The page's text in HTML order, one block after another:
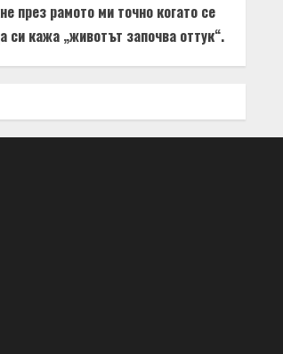
през рамото ми точно когато се
си кажа „животът започва оттук“.